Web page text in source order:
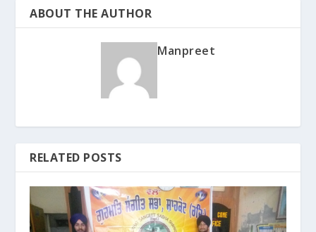
ABOUT THE AUTHOR
Manpreet
RELATED POSTS